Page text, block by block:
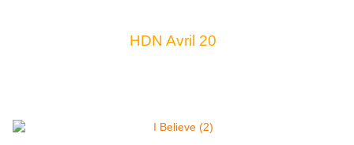
HDN Avril 20